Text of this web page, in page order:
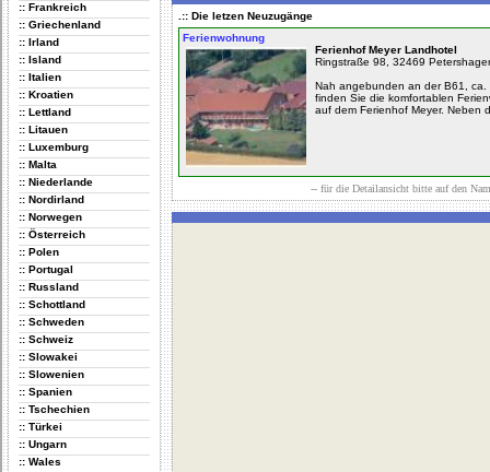
:: Frankreich
:: Griechenland
:: Irland
:: Island
:: Italien
:: Kroatien
:: Lettland
:: Litauen
:: Luxemburg
:: Malta
:: Niederlande
:: Nordirland
:: Norwegen
:: Österreich
:: Polen
:: Portugal
:: Russland
:: Schottland
:: Schweden
:: Schweiz
:: Slowakei
:: Slowenien
:: Spanien
:: Tschechien
:: Türkei
:: Ungarn
:: Wales
.:: Die letzen Neuzugänge
Ferienwohnung
Ferienhof Meyer Landhotel
Ringstraße 98, 32469
Nah angebunden an der B61,
finden Sie die komfortablen
auf dem Ferienhof Meyer. Neben
-- für die Detailansicht bitte auf den